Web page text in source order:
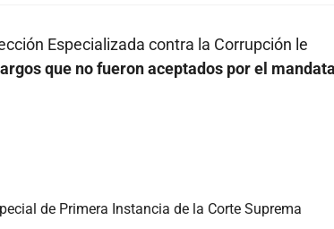
Especializada contra la Corrupción le
que no fueron aceptados por el
de Primera Instancia de la Corte Suprema